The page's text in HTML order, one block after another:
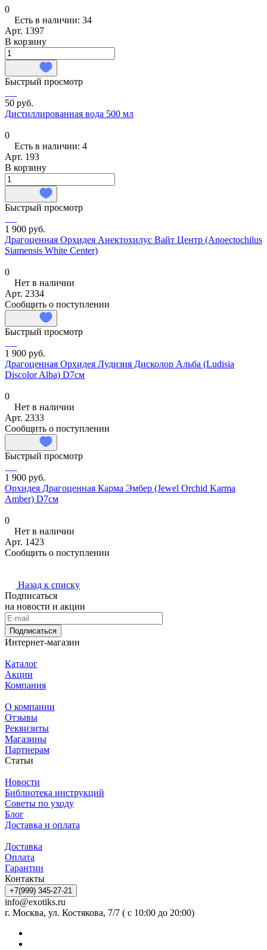
0
Есть в наличии: 34
Арт. 1397
В корзину
Быстрый просмотр
50 руб.
Дистиллированная вода 500 мл
0
Есть в наличии: 4
Арт. 193
В корзину
Быстрый просмотр
1 900 руб.
Драгоценная Орхидея Анектохилус Вайт Центр (Anoectochilus
Siamensis White Center)
0
Нет в наличии
Арт. 2334
Сообщить о поступлении
Быстрый просмотр
1 900 руб.
Драгоценная Орхидея Лудизия Дисколор Альба (Ludisia
Discolor Alba) D7см
0
Нет в наличии
Арт. 2333
Сообщить о поступлении
Быстрый просмотр
1 900 руб.
Орхидея Драгоценная Карма Эмбер (Jewel Orchid Karma
Amber) D7см
0
Нет в наличии
Арт. 1423
Сообщить о поступлении
Назад к списку
Подписаться
на новости и акции
Подписаться
Интернет-магазин
Каталог
Акции
Компания
О компании
Отзывы
Реквизиты
Магазины
Партнерам
Статьи
Новости
Библиотека инструкций
Советы по уходу
Блог
Доставка и оплата
Доставка
Оплата
Гарантии
Контакты
+7(999) 345-27-21
info@exotiks.ru
г. Москва, ул. Костякова, 7/7 ( с 10:00 до 20:00)